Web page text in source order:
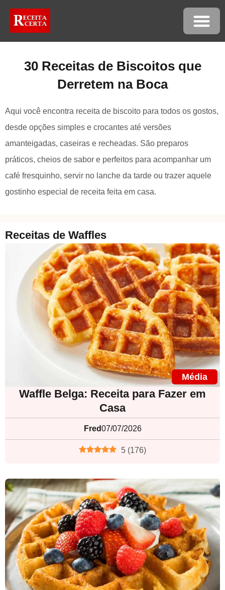
30 Receitas de Biscoitos que
Derretem na Boca
Aqui você encontra receita de biscoito para todos os gostos,
desde opções simples e crocantes até versões
amanteigadas, caseiras e recheadas. São preparos
práticos, cheios de sabor e perfeitos para acompanhar um
café fresquinho, servir no lanche da tarde ou trazer aquele
gostinho especial de receita feita em casa.
Receitas de Waffles
Média
Waffle Belga: Receita para Fazer em
Casa
Fred07/07/2026
5 (176)